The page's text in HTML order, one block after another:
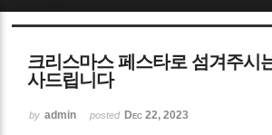
크리스마스 페스타로 섬겨주시
사드립니다
by admin posted Dec 22, 2023
Sketchbook5, 스케